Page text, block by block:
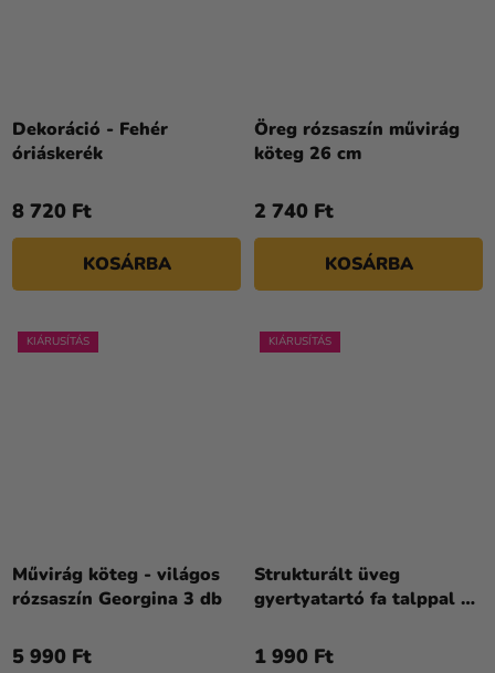
Dekoráció - Fehér
óriáskerék
8 720 Ft
KOSÁRBA
Öreg rózsaszín művirág
köteg 26 cm
2 740 Ft
KOSÁRBA
KIÁRUSÍTÁS
Művirág köteg - világos
rózsaszín Georgina 3 db
5 990 Ft
KIÁRUSÍTÁS
Strukturált üveg
gyertyatartó fa talppal 7
1 990 Ft